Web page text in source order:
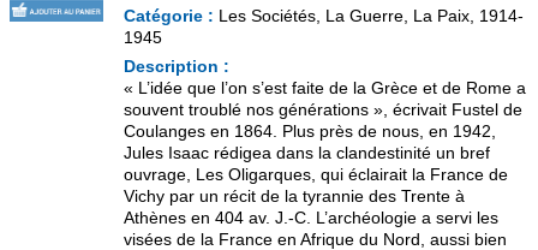
Catégorie : Les Sociétés, La Guerre, La Paix, 1914-
1945
Description :
« L’idée que l’on s’est faite de la Grèce et de Rome a
souvent troublé nos générations », écrivait Fustel de
Coulanges en 1864. Plus près de nous, en 1942,
Jules Isaac rédigea dans la clandestinité un bref
ouvrage, Les Oligarques, qui éclairait la France de
Vichy par un récit de la tyrannie des Trente à
Athènes en 404 av. J.-C. L’archéologie a servi les
visées de la France en Afrique du Nord, aussi bien